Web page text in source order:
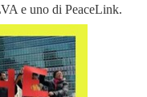
e uno di PeaceLink.